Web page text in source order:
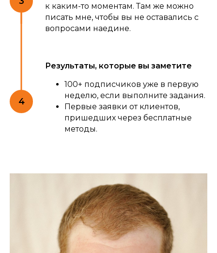
к каким-то моментам. Там же можно
писать мне, чтобы вы не оставались с
вопросами наедине.
Результаты, которые вы заметите
100+ подписчиков уже в первую
неделю, если выполните задания.
Первые заявки от клиентов,
пришедших через бесплатные
методы.